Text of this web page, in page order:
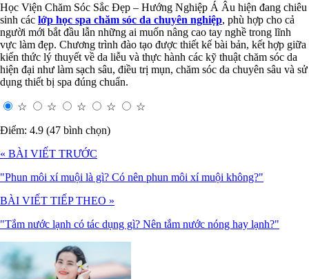
Học Viện Chăm Sóc Sắc Đẹp – Hướng Nghiệp Á Âu hiện đang chiêu
sinh các lớp học spa chăm sóc da chuyên nghiệp, phù hợp cho cả
người mới bắt đầu lẫn những ai muốn nâng cao tay nghề trong lĩnh
vực làm đẹp. Chương trình đào tạo được thiết kế bài bản, kết hợp giữa
kiến thức lý thuyết về da liễu và thực hành các kỹ thuật chăm sóc da
hiện đại như làm sạch sâu, điều trị mụn, chăm sóc da chuyên sâu và sử
dụng thiết bị spa đúng chuẩn.
☆ ☆ ☆ ☆
☆
Điểm: 4.9 (47 bình chọn)
« BÀI VIẾT TRƯỚC
"Phun môi xí muội là gì? Có nên phun môi xí muội không?"
BÀI VIẾT TIẾP THEO »
"Tắm nước lạnh có tác dụng gì? Nên tắm nước nóng hay lạnh?"